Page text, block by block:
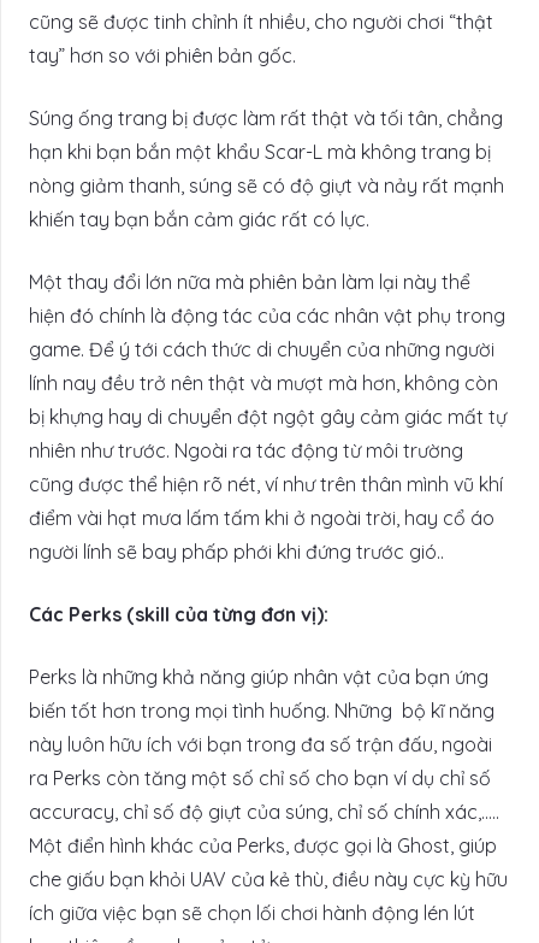
cũng sẽ được tinh chỉnh ít nhiều, cho người chơi “thật
tay” hơn so với phiên bản gốc.
Súng ống trang bị được làm rất thật và tối tân, chẳng
hạn khi bạn bắn một khẩu Scar-L mà không trang bị
nòng giảm thanh, súng sẽ có độ giựt và nảy rất mạnh
khiến tay bạn bắn cảm giác rất có lực.
Một thay đổi lớn nữa mà phiên bản làm lại này thể
hiện đó chính là động tác của các nhân vật phụ trong
game. Để ý tới cách thức di chuyển của những người
lính nay đều trở nên thật và mượt mà hơn, không còn
bị khựng hay di chuyển đột ngột gây cảm giác mất tự
nhiên như trước. Ngoài ra tác động từ môi trường
cũng được thể hiện rõ nét, ví như trên thân mình vũ khí
điểm vài hạt mưa lấm tấm khi ở ngoài trời, hay cổ áo
người lính sẽ bay phấp phới khi đứng trước gió..
Các Perks (skill của từng đơn vị):
Perks là những khả năng giúp nhân vật của bạn ứng
biến tốt hơn trong mọi tình huống. Những bộ kĩ năng
này luôn hữu ích với bạn trong đa số trận đấu, ngoài
ra Perks còn tăng một số chỉ số cho bạn ví dụ chỉ số
accuracy, chỉ số độ giựt của súng, chỉ số chính xác,…..
Một điển hình khác của Perks, được gọi là Ghost, giúp
che giấu bạn khỏi UAV của kẻ thù, điều này cực kỳ hữu
ích giữa việc bạn sẽ chọn lối chơi hành động lén lút